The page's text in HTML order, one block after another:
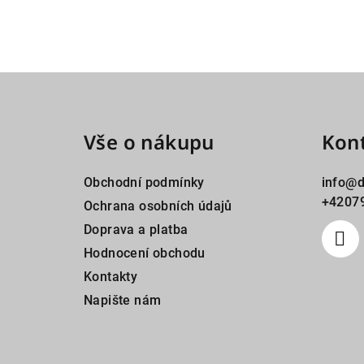
Vše o nákupu
Obchodní podmínky
Ochrana osobních údajů
Doprava a platba
Hodnocení obchodu
Kontakty
Napište nám
info@